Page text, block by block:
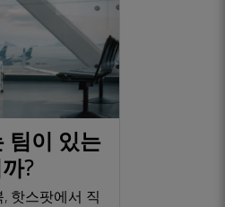
팀이 있는
?
핫스팟에서 직